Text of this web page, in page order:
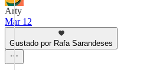
Arty
Mar 12
Gustado por Rafa Sarandeses